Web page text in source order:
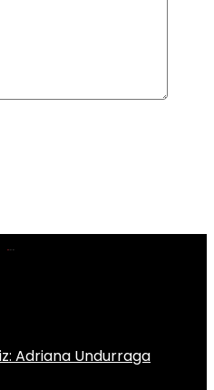
Adriana Undurraga